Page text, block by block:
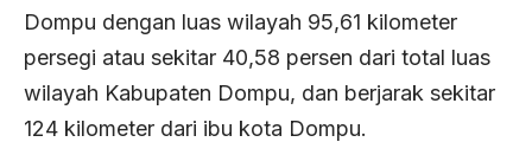
Dompu dengan luas wilayah 95,61 kilometer
persegi atau sekitar 40,58 persen dari total luas
wilayah Kabupaten Dompu, dan berjarak sekitar
124 kilometer dari ibu kota Dompu.